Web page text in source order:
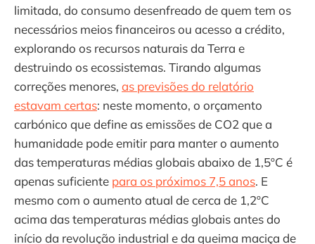
limitada, do consumo desenfreado de quem tem os
necessários meios financeiros ou acesso a crédito,
explorando os recursos naturais da Terra e
destruindo os ecossistemas. Tirando algumas
correções menores, as previsões do relatório
estavam certas: neste momento, o orçamento
carbónico que define as emissões de CO2 que a
humanidade pode emitir para manter o aumento
das temperaturas médias globais abaixo de 1,5ºC é
apenas suficiente para os próximos 7,5 anos. E
mesmo com o aumento atual de cerca de 1,2ºC
acima das temperaturas médias globais antes do
início da revolução industrial e da queima maciça de